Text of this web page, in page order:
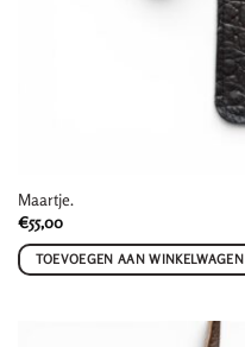
Maartje.
€55,00
TOEVOEGEN AAN WINKELWAGEN